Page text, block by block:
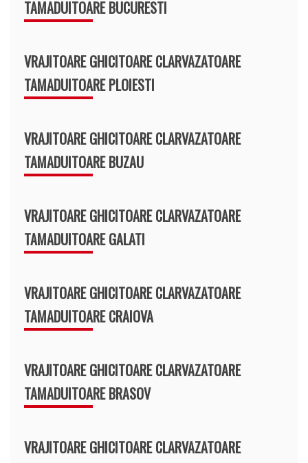
TAMADUITOARE BUCURESTI
VRAJITOARE GHICITOARE CLARVAZATOARE
TAMADUITOARE PLOIESTI
VRAJITOARE GHICITOARE CLARVAZATOARE
TAMADUITOARE BUZAU
VRAJITOARE GHICITOARE CLARVAZATOARE
TAMADUITOARE GALATI
VRAJITOARE GHICITOARE CLARVAZATOARE
TAMADUITOARE CRAIOVA
VRAJITOARE GHICITOARE CLARVAZATOARE
TAMADUITOARE BRASOV
VRAJITOARE GHICITOARE CLARVAZATOARE